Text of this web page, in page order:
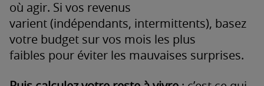
où agir. Si vos revenus
varient (indépendants, intermittents), basez
votre budget sur vos mois les plus
faibles pour éviter les mauvaises surprises.